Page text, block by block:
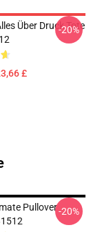
Über Druck Tote
£
-20%
Pullover-20%